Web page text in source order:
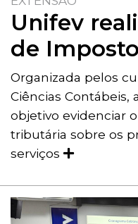
Unifev
de
Organizada pelos
Ciências Contábeis,
objetivo evidenciar
tributária sobre os
serviços